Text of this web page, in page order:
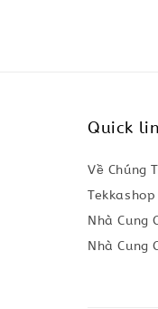
Quick
Về Chúng
Nhà Cung
Nhà Cung